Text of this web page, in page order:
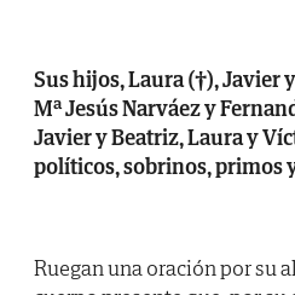
Sus hijos, Laura (†), Javier
Mª Jesús Narváez y
Javier y Beatriz, Laura y
políticos, sobrinos, primos
Ruegan una oración por su